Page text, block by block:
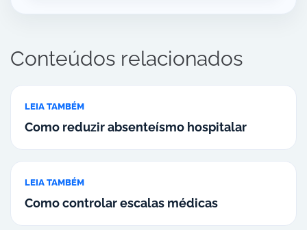
Conteúdos relacionados
LEIA TAMBÉM
Como reduzir absenteísmo hospitalar
LEIA TAMBÉM
Como controlar escalas médicas